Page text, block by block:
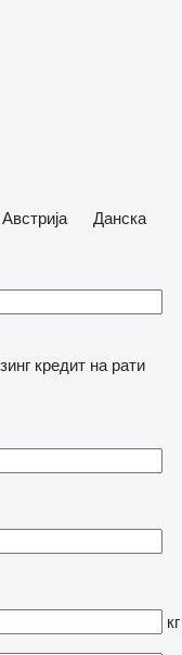
Австрија
Данска
кредит на рати
кг